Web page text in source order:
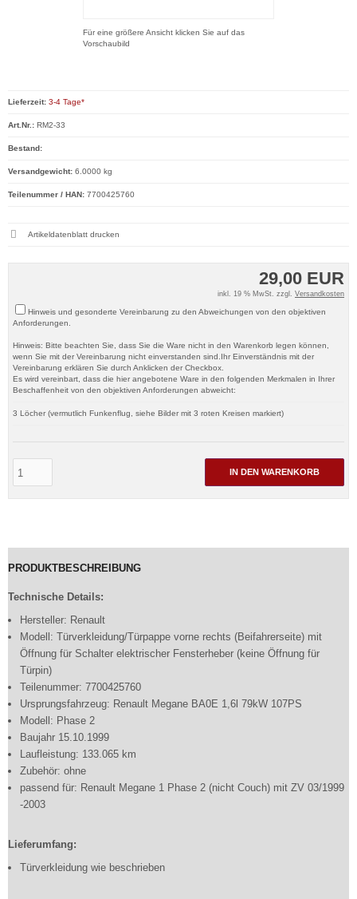
Für eine größere Ansicht klicken Sie auf das
Vorschaubild
29,00 EUR
inkl. 19 % MwSt. zzgl. Versandkosten
Hinweis und gesonderte Vereinbarung zu den Abweichungen von den objektiven
Anforderungen.
Hinweis: Bitte beachten Sie, dass Sie die Ware nicht in den Warenkorb legen können,
wenn Sie mit der Vereinbarung nicht einverstanden sind.Ihr Einverständnis mit der
Vereinbarung erklären Sie durch Anklicken der Checkbox.
Es wird vereinbart, dass die hier angebotene Ware in den folgenden Merkmalen in Ihrer
Beschaffenheit von den objektiven Anforderungen abweicht:
3 Löcher (vermutlich Funkenflug, siehe Bilder mit 3 roten Kreisen markiert)
IN DEN WARENKORB
Lieferzeit: 3-4 Tage*
Art.Nr.: RM2-33
Bestand:
Versandgewicht: 6.0000 kg
Teilenummer / HAN: 7700425760
Artikeldatenblatt drucken
PRODUKTBESCHREIBUNG
Technische Details:
Hersteller: Renault
Modell: Türverkleidung/Türpappe vorne rechts (Beifahrerseite) mit
Öffnung für Schalter elektrischer Fensterheber (keine Öffnung für
Türpin)
Teilenummer: 7700425760
Ursprungsfahrzeug: Renault Megane BA0E 1,6l 79kW 107PS
Modell: Phase 2
Baujahr 15.10.1999
Laufleistung: 133.065 km
Zubehör: ohne
passend für: Renault Megane 1 Phase 2 (nicht Couch) mit ZV 03/1999
-2003
Lieferumfang:
Türverkleidung wie beschrieben